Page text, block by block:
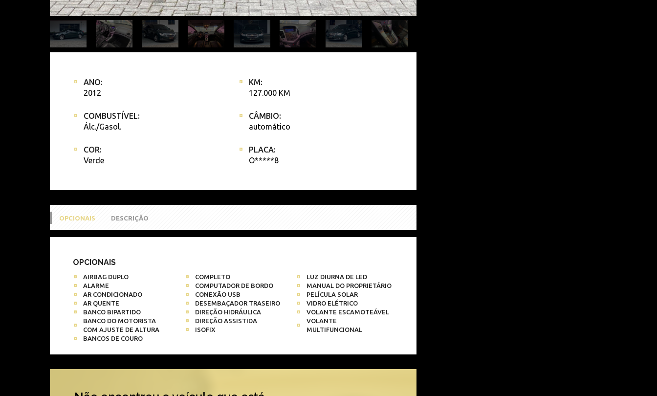
ANO:
2012
KM:
127.000 KM
COMBUSTÍVEL:
Álc./Gasol.
CÂMBIO:
automático
COR:
Verde
PLACA:
O*****8
OPCIONAIS DESCRIÇÃO
OPCIONAIS
AIRBAG DUPLO
ALARME
AR CONDICIONADO
AR QUENTE
BANCO BIPARTIDO
BANCO DO MOTORISTA
COM AJUSTE DE ALTURA
BANCOS DE COURO
COMPLETO
COMPUTADOR DE BORDO
CONEXÃO USB
DESEMBAÇADOR TRASEIRO
DIREÇÃO HIDRÁULICA
DIREÇÃO ASSISTIDA
ISOFIX
LUZ DIURNA DE LED
MANUAL DO PROPRIETÁRIO
PELÍCULA SOLAR
VIDRO ELÉTRICO
VOLANTE ESCAMOTEÁVEL
VOLANTE
MULTIFUNCIONAL